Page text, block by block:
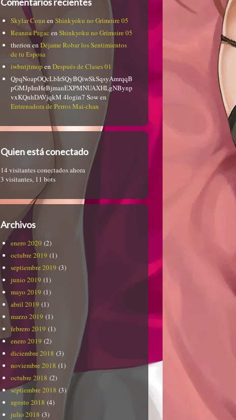
Skylar Conn en Shinkyoku no Grimoire 05
Reanna Pagac en Shinkyoku no Grimoire 05
therionen Déjame Robar los Sentimientos
de tu Esposa
iwbntjtmop en Después de Clases 01
QpqNoapOQcLbIrSQyBQiwSkSqsyAmrqqB
pGMJpImHeBjmanEXPMNUAXHLgNBynp
vxKQnhDAVjqkM 4login7 Sowen
Entrenadora de Perros Mai-chan
Quien está conectado
14 visitantes conectados ahora
3 visitantes, 11 bots
Archivos
enero 2020 (2)
octubre 2019 (1)
septiembre 2019 (3)
junio 2019 (1)
mayo 2019 (1)
abril 2019 (1)
marzo 2019 (1)
febrero 2019 (1)
enero 2019 (2)
diciembre 2018 (3)
noviembre 2018 (1)
octubre 2018 (2)
septiembre 2018 (3)
agosto 2018 (4)
julio 2018 (3)